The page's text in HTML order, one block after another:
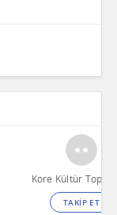
Kore Kültür
TAKİP ET